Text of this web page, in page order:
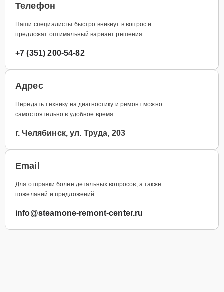
Телефон
Наши специалисты быстро вникнут в вопрос и
предложат оптимальный вариант решения
+7 (351) 200-54-82
Адрес
Передать технику на диагностику и ремонт можно
самостоятельно в удобное время
г. Челябинск, ул. Труда, 203
Email
Для отправки более детальных вопросов, а также
пожеланий и предложений
info@steamone-remont-center.ru